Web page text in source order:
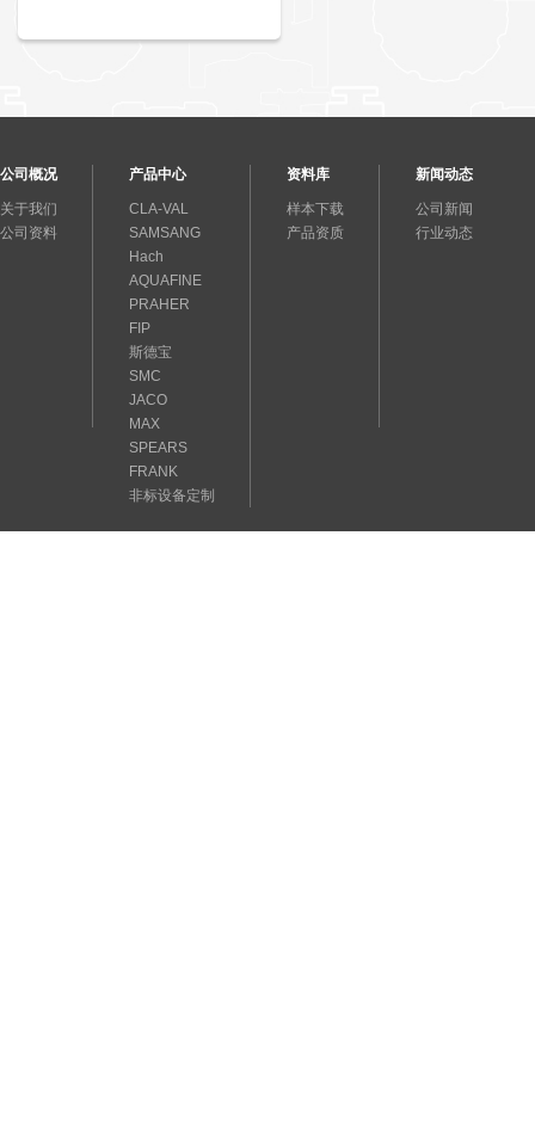
公司概况
关于我们
公司资料
产品中心
CLA-VAL
SAMSANG
Hach
AQUAFINE
PRAHER
FIP
斯德宝
SMC
JACO
MAX
SPEARS
FRANK
非标设备定制
资料库
样本下载
产品资质
新闻动态
公司新闻
行业动态